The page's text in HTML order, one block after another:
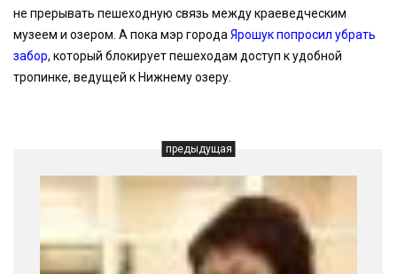
не прерывать пешеходную связь между краеведческим
музеем и озером. А пока мэр города Ярошук попросил убрать
забор, который блокирует пешеходам доступ к удобной
тропинке, ведущей к Нижнему озеру.
предыдущая